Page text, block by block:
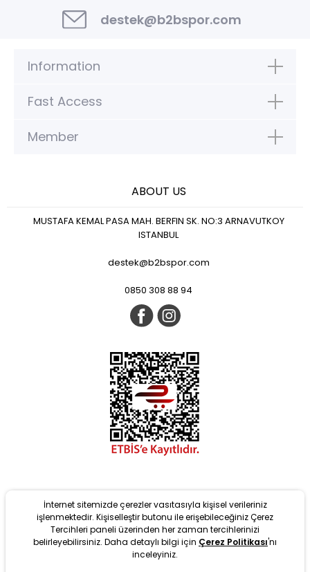
New
destek@b2bspor.com
Information
Fast Access
Member
ABOUT US
MUSTAFA KEMAL PASA MAH. BERFIN SK. NO:3 ARNAVUTKOY
ISTANBUL
destek@b2bspor.com
0850 308 88 94
It is developed with T-Soft Infrastructure. #OD 2022 Copyright.
İnternet sitemizde çerezler vasıtasıyla kişisel verileriniz
işlenmektedir. Kişiselleştir butonu ile erişebileceğiniz Çerez
Tercihleri paneli üzerinden her zaman tercihlerinizi
belirleyebilirsiniz. Daha detaylı bilgi için Çerez Politikası'nı
inceleyiniz.